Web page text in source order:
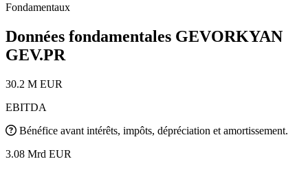
Fondamentaux
Données fondamentales GEVORKYAN
GEV.PR
30.2 M EUR
EBITDA
Bénéfice avant intérêts, impôts, dépréciation et amortissement.
3.08 Mrd EUR